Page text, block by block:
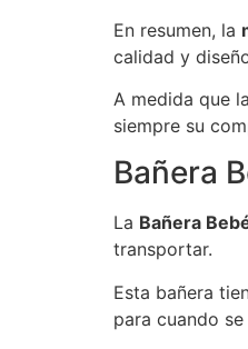
En resumen, la
calidad y
A medida que
siempre su
Bañera
La Bañera
transportar.
Esta bañera
para cuando